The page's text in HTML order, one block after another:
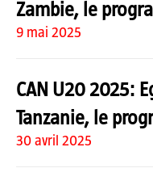
Zambie, le
9 mai 2025
CAN U20 2025:
Tanzanie, le
30 avril 2025